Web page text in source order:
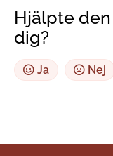
Hjälpte
dig?
Ja Nej